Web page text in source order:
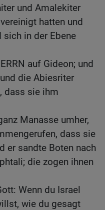
und Amalekiter
hatten und
sich in der Ebene
auf Gideon; und
die Abiesriter
dass sie ihm
Manasse umher,
dass sie
er sandte Boten nach
die zogen ihnen
Wenn du Israel
wie du gesagt